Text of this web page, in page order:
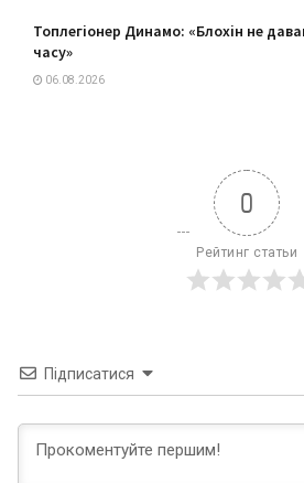
Топлегіонер Динамо: «Блохін не
часу»
06.08.2026
0
Рейтинг статьи
Підписатися